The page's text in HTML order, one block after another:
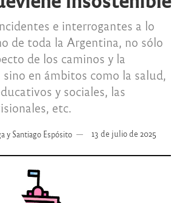
e interrogantes a lo
de toda la Argentina, no sólo
de los caminos y la
en ámbitos como la salud,
y sociales, las
etc.
y Santiago Espósito 13 de julio de 2025